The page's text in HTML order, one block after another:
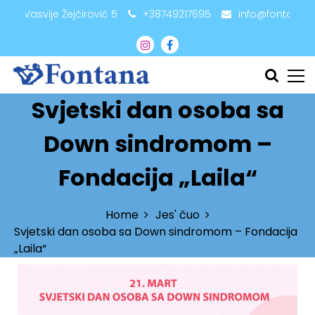
Vasvije Žejčirović 5 +38749217695
Svjetski dan osoba sa
Down sindromom –
Fondacija „Laila“
Home
Jes' čuo
Svjetski dan osoba sa Down sindromom – Fondacija
„Laila“